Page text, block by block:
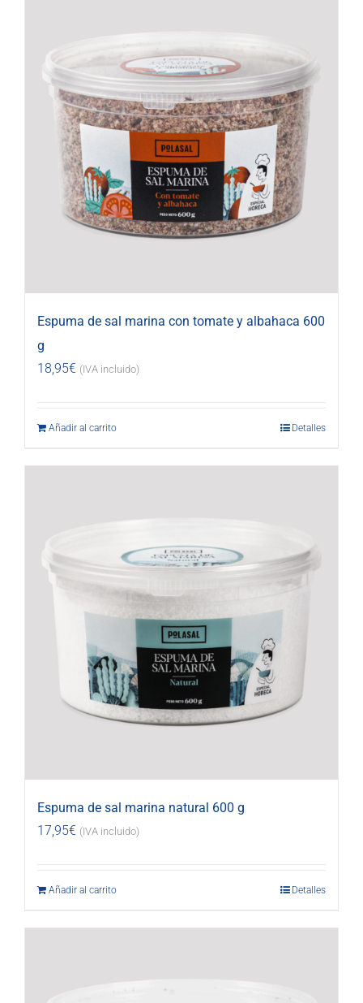
Espuma de sal marina con tomate y albahaca 600
g
18,95€ (IVA incluido)
Añadir al carrito Detalles
Espuma de sal marina natural 600 g
17,95€ (IVA incluido)
Añadir al carrito Detalles